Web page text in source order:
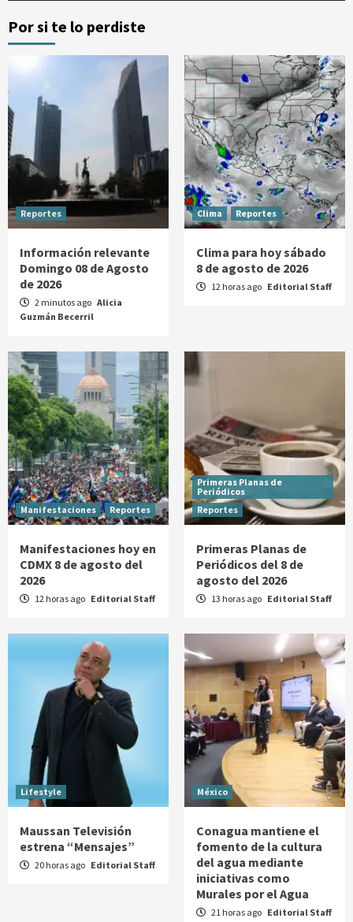
Por si te lo perdiste
Reportes
Información relevante
Domingo 08 de Agosto
de 2026
2 minutos ago Alicia
Guzmán Becerril
Clima Reportes
Clima para hoy sábado
8 de agosto de 2026
12 horas ago Editorial Staff
Manifestaciones Reportes
Manifestaciones hoy en
CDMX 8 de agosto del
2026
12 horas ago Editorial Staff
Primeras Planas de
Periódicos
Reportes
Primeras Planas de
Periódicos del 8 de
agosto del 2026
13 horas ago Editorial Staff
Lifestyle
Maussan Televisión
estrena “Mensajes”
20 horas ago Editorial Staff
México
Conagua mantiene el
fomento de la cultura
del agua mediante
iniciativas como
Murales por el Agua
21 horas ago Editorial Staff